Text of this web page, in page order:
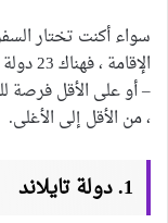
سواء أكنت تختار
– أو على الأقل فرصة
، من الأقل إلى الأغلى.
1. دولة تايلاند